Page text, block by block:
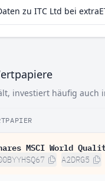
zu ITC Ltd bei
investiert häufig auch
A2DRG5